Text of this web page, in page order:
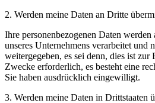
2. Werden meine Daten an Dritte
Ihre personenbezogenen Daten
unseres Unternehmens verarbeitet und
weitergegeben, es sei denn, dies ist
Zwecke erforderlich, es besteht eine
Sie haben ausdrücklich eingewilligt.
3. Werden meine Daten in Drittstaaten